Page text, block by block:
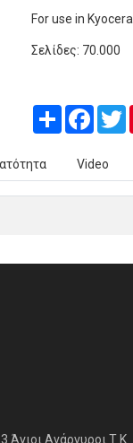
For use in
Σελίδες: 70.000
Share
Video
Άγιοι Ανάργυροι Τ.Κ.